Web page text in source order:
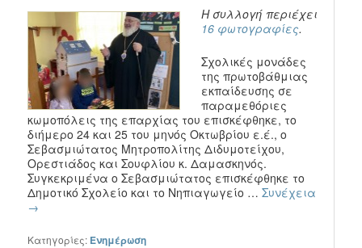
Η συλλογή περιέχει
16 φωτογραφίες.
Σχολικές μονάδες
της πρωτοβάθμιας
εκπαίδευσης σε
παραμεθόριες
κωμοπόλεις της επαρχίας του επισκέφθηκε, το
διήμερο 24 και 25 του μηνός Οκτωβρίου ε.έ., ο
Σεβασμιώτατος Μητροπολίτης Διδυμοτείχου,
Ορεστιάδος και Σουφλίου κ. Δαμασκηνός.
Συγκεκριμένα ο Σεβασμιώτατος επισκέφθηκε το
Δημοτικό Σχολείο και το Νηπιαγωγείο …Συνέχεια
→
Κατηγορίες: Ενημέρωση